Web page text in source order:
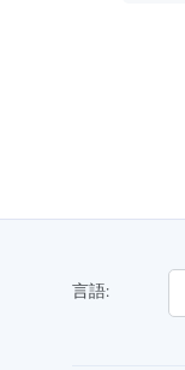
言語: